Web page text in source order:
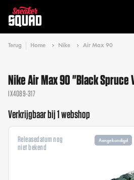
Terug Home Nike Air Max 90
Nike Air Max 90 "Black Spruce
IX4089-317
Verkrijgbaar bij 1 webshop
Releasedatum nog
niet bekend
Aangekondigd